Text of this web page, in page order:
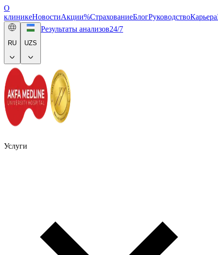
О
клиникеНовостиАкции%СтрахованиеБлогРуководствоКарьера
RU UZS
Результаты анализов24/7
Услуги